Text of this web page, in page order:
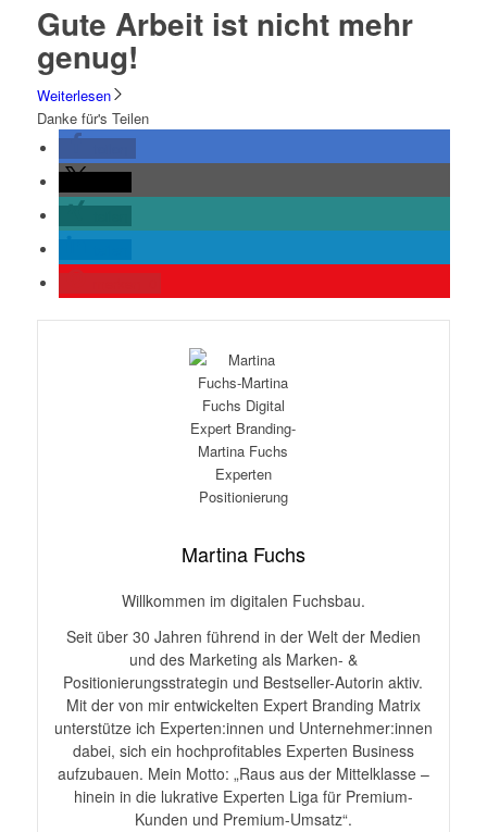
Gute Arbeit ist nicht mehr
genug!
Weiterlesen
Danke für's Teilen
Martina Fuchs
Willkommen im digitalen Fuchsbau.
Seit über 30 Jahren führend in der Welt der Medien
und des Marketing als Marken- &
Positionierungsstrategin und Bestseller-Autorin aktiv.
Mit der von mir entwickelten Expert Branding Matrix
unterstütze ich Experten:innen und Unternehmer:innen
dabei, sich ein hochprofitables Experten Business
aufzubauen. Mein Motto: „Raus aus der Mittelklasse –
hinein in die lukrative Experten Liga für Premium-
Kunden und Premium-Umsatz“.